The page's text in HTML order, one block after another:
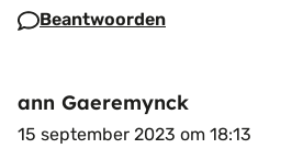
Beantwoorden
ann Gaeremynck
15 september 2023 om 18:13